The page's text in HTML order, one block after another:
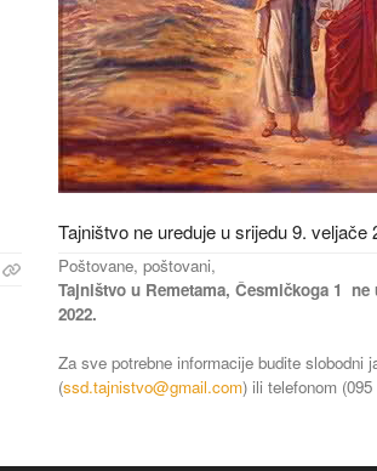
Tajništvo ne ureduje u srijedu 9. veljače
Poštovane, poštovani,
Tajništvo u Remetama, Česmičkoga 1
2022.
Za sve potrebne informacije budite slobodni
(ssd.tajnistvo@gmail.com) ili telefonom (095